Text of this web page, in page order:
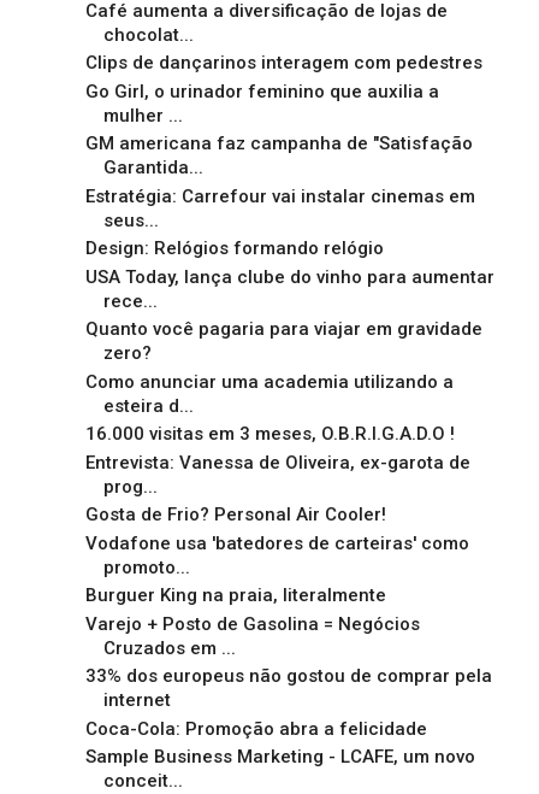
Café aumenta a diversificação de lojas de
chocolat...
Clips de dançarinos interagem com pedestres
Go Girl, o urinador feminino que auxilia a
mulher ...
GM americana faz campanha de "Satisfação
Garantida...
Estratégia: Carrefour vai instalar cinemas em
seus...
Design: Relógios formando relógio
USA Today, lança clube do vinho para aumentar
rece...
Quanto você pagaria para viajar em gravidade
zero?
Como anunciar uma academia utilizando a
esteira d...
16.000 visitas em 3 meses, O.B.R.I.G.A.D.O !
Entrevista: Vanessa de Oliveira, ex-garota de
prog...
Gosta de Frio? Personal Air Cooler!
Vodafone usa 'batedores de carteiras' como
promoto...
Burguer King na praia, literalmente
Varejo + Posto de Gasolina = Negócios
Cruzados em ...
33% dos europeus não gostou de comprar pela
internet
Coca-Cola: Promoção abra a felicidade
Sample Business Marketing - LCAFE, um novo
conceit...